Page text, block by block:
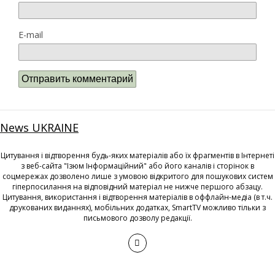
E-mail
News UKRAINE
Цитування і відтворення будь-яких матеріалів або їх фрагментів в Інтернеті
з веб-сайта "Ізюм Інформаційний" або його каналів і сторінок в
соцмережах дозволено лише з умовою відкритого для пошукових систем
гіперпосилання на відповідний матеріал не нижче першого абзацу.
Цитування, використання і відтворення матеріалів в оффлайн-медіа (в т.ч.
друкованих виданнях), мобільних додатках, SmartTV можливо тільки з
письмового дозволу редакції.